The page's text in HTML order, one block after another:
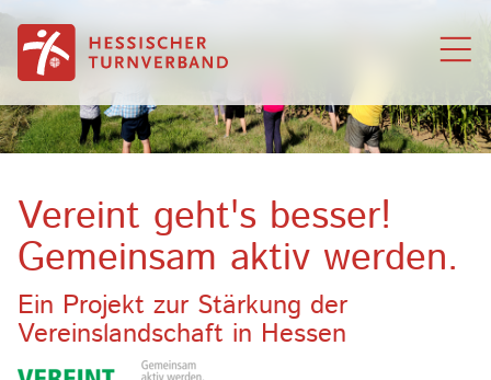
Zum Inhalt springen
Vereint geht's besser!
Gemeinsam aktiv werden.
Ein Projekt zur Stärkung der
Vereinslandschaft in Hessen